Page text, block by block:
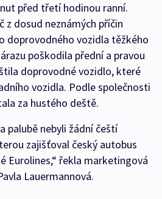
před třetí hodinou ranní.
z dosud neznámých příčin
doprovodného vozidla těžkého
poškodila přední a pravou
doprovodné vozidlo, které
vozidla. Podle společnosti
za hustého deště.
palubě nebyli žádní čeští
zajišťoval český autobus
Eurolines,“ řekla marketingová
Lauermannová.